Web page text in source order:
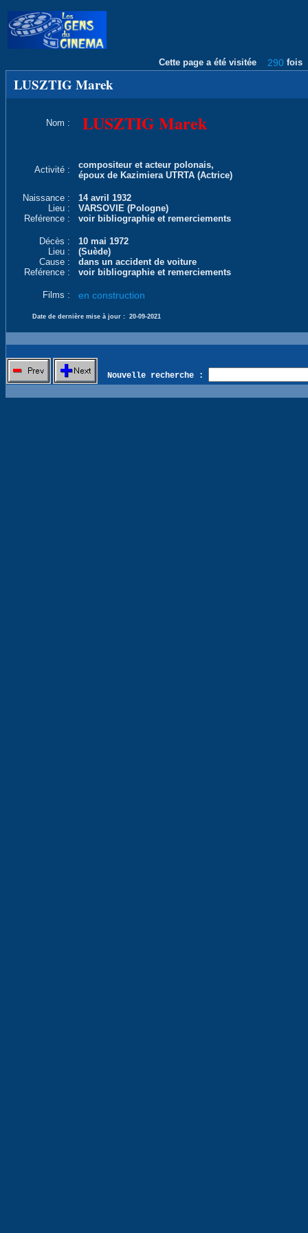
Cette page a été visitée 290 fois
LUSZTIG Marek
Nom : LUSZTIG Marek
Activité :
compositeur et acteur polonais,
époux de Kazimiera UTRTA (Actrice)
Naissance :
14 avril 1932
Lieu :
VARSOVIE (Pologne)
Reférence :
voir bibliographie et remerciements
Décès :
10 mai 1972
Lieu :
(Suède)
Cause :
dans un accident de voiture
Reférence :
voir bibliographie et remerciements
Films : en construction
Date de dernière mise à jour : 20-09-2021
Nouvelle recherche :